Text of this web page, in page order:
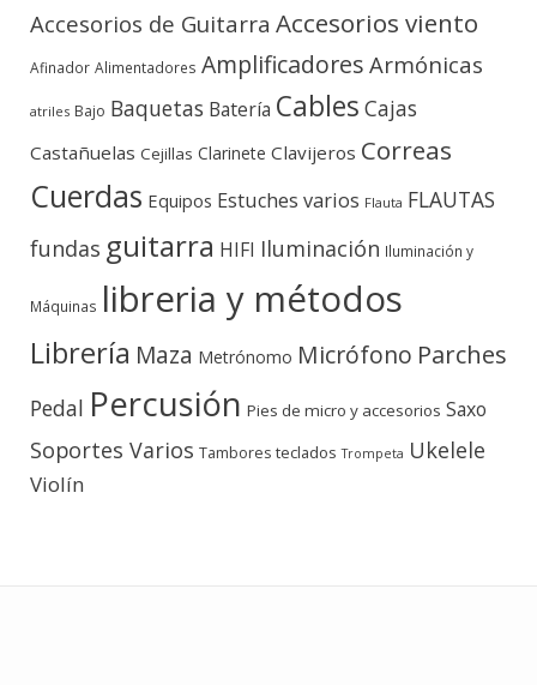
Accesorios de Guitarra Accesorios viento
Afinador Alimentadores Amplificadores Armónicas
atriles Bajo Baquetas Batería Cables Cajas
Castañuelas Cejillas Clarinete Clavijeros Correas
Cuerdas Equipos Estuches varios Flauta FLAUTAS
fundas guitarra HIFI Iluminación Iluminación y
Máquinas libreria y métodos
Librería Maza Metrónomo Micrófono Parches
Pedal Percusión Pies de micro y accesorios Saxo
Soportes Varios Tambores teclados Trompeta Ukelele
Violín